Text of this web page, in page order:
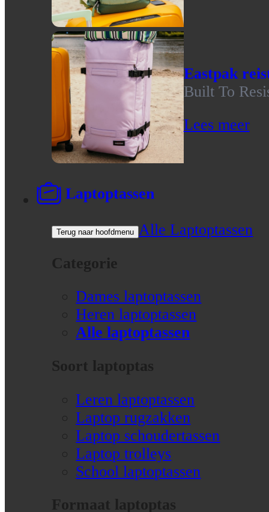
Eastpak
Built To
Lees meer
Laptoptassen
Terug naar hoofdmenu Alle Laptoptassen
Categorie
Dames laptoptassen
Heren laptoptassen
Alle laptoptassen
Soort laptoptas
Leren laptoptassen
Laptop rugzakken
Laptop schoudertassen
Laptop trolleys
School laptoptassen
Formaat laptoptas